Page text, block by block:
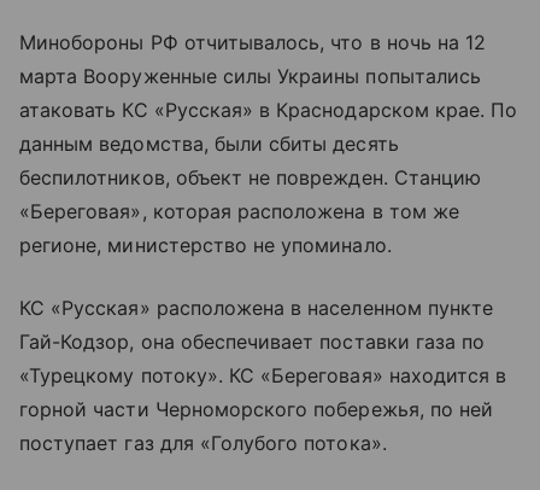
Минобороны РФ отчитывалось, что в ночь на 12
марта Вооруженные силы Украины попытались
атаковать КС «Русская» в Краснодарском крае. По
данным ведомства, были сбиты десять
беспилотников, объект не поврежден. Станцию
«Береговая», которая расположена в том же
регионе, министерство не упоминало.
КС «Русская» расположена в населенном пункте
Гай-Кодзор, она обеспечивает поставки газа по
«Турецкому потоку». КС «Береговая» находится в
горной части Черноморского побережья, по ней
поступает газ для «Голубого потока».